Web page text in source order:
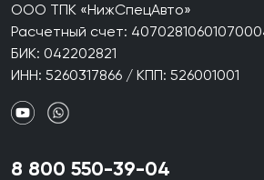
ООО ТПК «НижСпецАвто»
Расчетный счет:
БИК: 042202821
ИНН: 5260317866 / КПП: 526001001
8 800 550-39-04